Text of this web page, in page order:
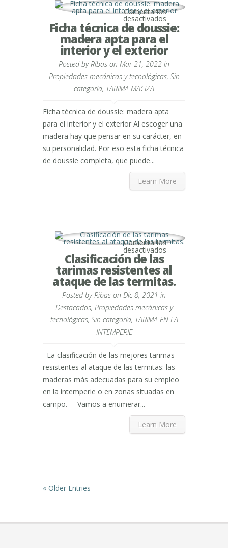
Comentarios
desactivados
Ficha
técnica
doussie:
madera
apta
para
el
interior
Ficha técnica de doussie:
madera apta para el
interior y el exterior
Posted byRibas on Mar 21, 2022 in
Propiedades mecánicas y tecnológicas, Sin
categoría, TARIMA MACIZA
Ficha técnica de doussie: madera apta
para el interior y el exterior Al escoger una
madera hay que pensar en su carácter, en
su personalidad. Por eso esta ficha técnica
de doussie completa, que puede...
Learn More
Comentarios
desactivados
de
las
tarimas
resistentes
de
las
termitas.
Clasificación de las
tarimas resistentes al
ataque de las termitas.
Posted byRibas on Dic 8, 2021 in
Destacados, Propiedades mecánicas y
tecnológicas, Sin categoría, TARIMA EN LA
INTEMPERIE
La clasificación de las mejores tarimas
resistentes al ataque de las termitas: las
maderas más adecuadas para su empleo
en la intemperie o en zonas situadas en
campo. Vamos a enumerar...
Learn More
« Older Entries